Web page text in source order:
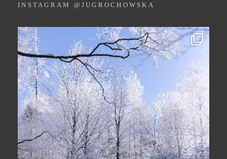
INSTAGRAM @JUGROCHOWSKA